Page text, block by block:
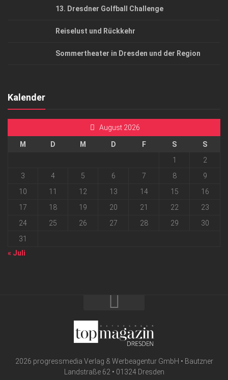
13. Dresdner Golfball Challenge
Reiselust und Rückkehr
Sommertheater in Dresden und der Region
Kalender
August 2026
M D M D F S
S
1
2
3
4 5 6 7 8
9
10
11 12 13 14 15
16
17
18 19 20 21 22
23
24
25 26 27 28 29
30
31
« Juli
2026 progressmedia Verlag & Werbeagentur GmbH • Bautzner
Landstraße 62 • 01324 Dresden